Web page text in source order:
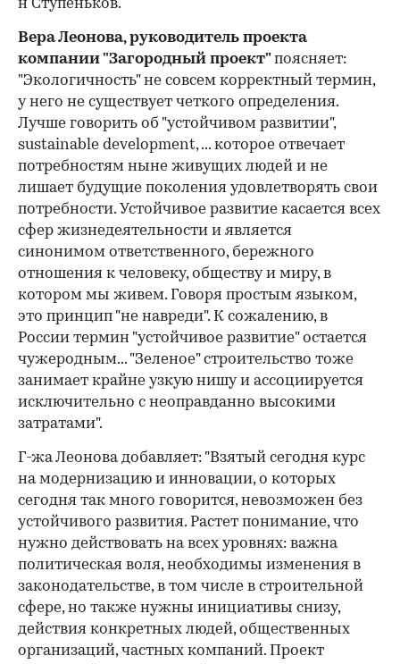
н Ступеньков.
Вера Леонова, руководитель проекта
компании "Загородный проект" поясняет:
"Экологичность" не совсем корректный термин,
у него не существует четкого определения.
Лучше говорить об "устойчивом развитии",
sustainable development, ... которое отвечает
потребностям ныне живущих людей и не
лишает будущие поколения удовлетворять свои
потребности. Устойчивое развитие касается всех
сфер жизнедеятельности и является
синонимом ответственного, бережного
отношения к человеку, обществу и миру, в
котором мы живем. Говоря простым языком,
это принцип "не навреди". К сожалению, в
России термин "устойчивое развитие" остается
чужеродным... "Зеленое" строительство тоже
занимает крайне узкую нишу и ассоциируется
исключительно с неоправданно высокими
затратами".
Г-жа Леонова добавляет: "Взятый сегодня курс
на модернизацию и инновации, о которых
сегодня так много говорится, невозможен без
устойчивого развития. Растет понимание, что
нужно действовать на всех уровнях: важна
политическая воля, необходимы изменения в
законодательстве, в том числе в строительной
сфере, но также нужны инициативы снизу,
действия конкретных людей, общественных
организаций, частных компаний. Проект